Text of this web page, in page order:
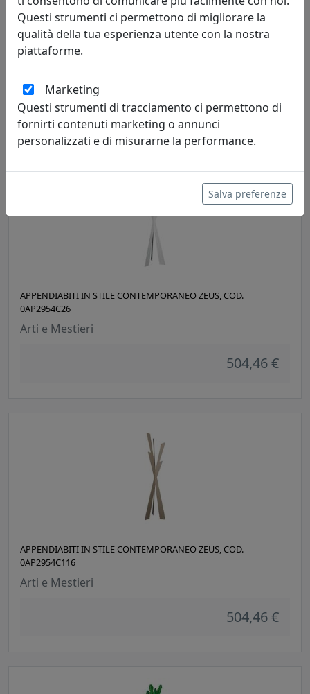
APPENDI ABITI ROMEO E GLI UCCELLINI, COD. 0AP2428C71
159,60 €
APPENDIABITI IN STILE CONTEMPORANEO ZEUS, COD.
0AP2954C26
Arti e Mestieri
504,46 €
APPENDIABITI IN STILE CONTEMPORANEO ZEUS, COD.
0AP2954C116
Arti e Mestieri
504,46 €
Questi strumenti ci permettono di migliorare la
qualità della tua esperienza utente con la nostra
piattaforme.
Marketing
Questi strumenti di tracciamento ci permettono di
fornirti contenuti marketing o annunci
personalizzati e di misurarne la performance.
Salva preferenze